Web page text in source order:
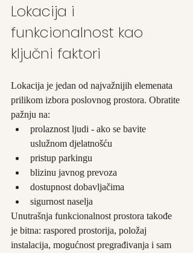
Lokacija i
funkcionalnost kao
ključni faktori
Lokacija je jedan od najvažnijih elemenata
prilikom izbora poslovnog prostora. Obratite
pažnju na:
prolaznost ljudi - ako se bavite
uslužnom djelatnošću
pristup parkingu
blizinu javnog prevoza
dostupnost dobavljačima
sigurnost naselja
Unutrašnja funkcionalnost prostora takođe
je bitna: raspored prostorija, položaj
instalacija, mogućnost pregrađivanja i sam